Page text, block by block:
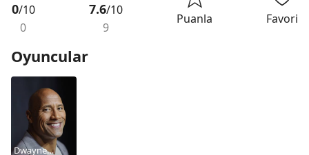
0/10
0
7.6/10
9
Puanla Favori
Oyuncular
Dwayne